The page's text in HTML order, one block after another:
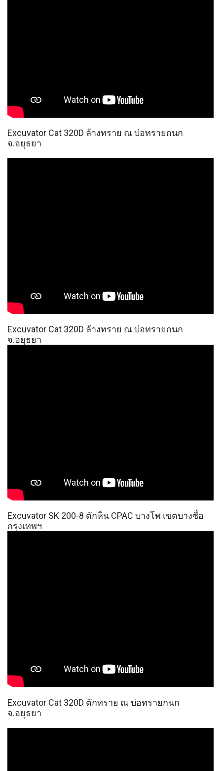
Excuvator Cat 320D ล้างทราย ณ บ่อทรายกนก
จ.อยุธยา
Excuvator Cat 320D ล้างทราย ณ บ่อทรายกนก
จ.อยุธยา
Excuvator SK 200-8 ตักหิน CPAC บางโพ เขตบางซื่อ
กรุงเทพฯ
Excuvator Cat 320D ตักทราย ณ บ่อทรายกนก
จ.อยุธยา